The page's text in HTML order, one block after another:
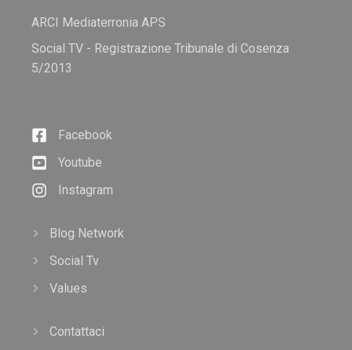
ARCI Mediaterronia APS
Social TV - Registrazione Tribunale di Cosenza
5/2013
Facebook
Youtube
Instagram
Blog Network
Social Tv
Values
Contattaci